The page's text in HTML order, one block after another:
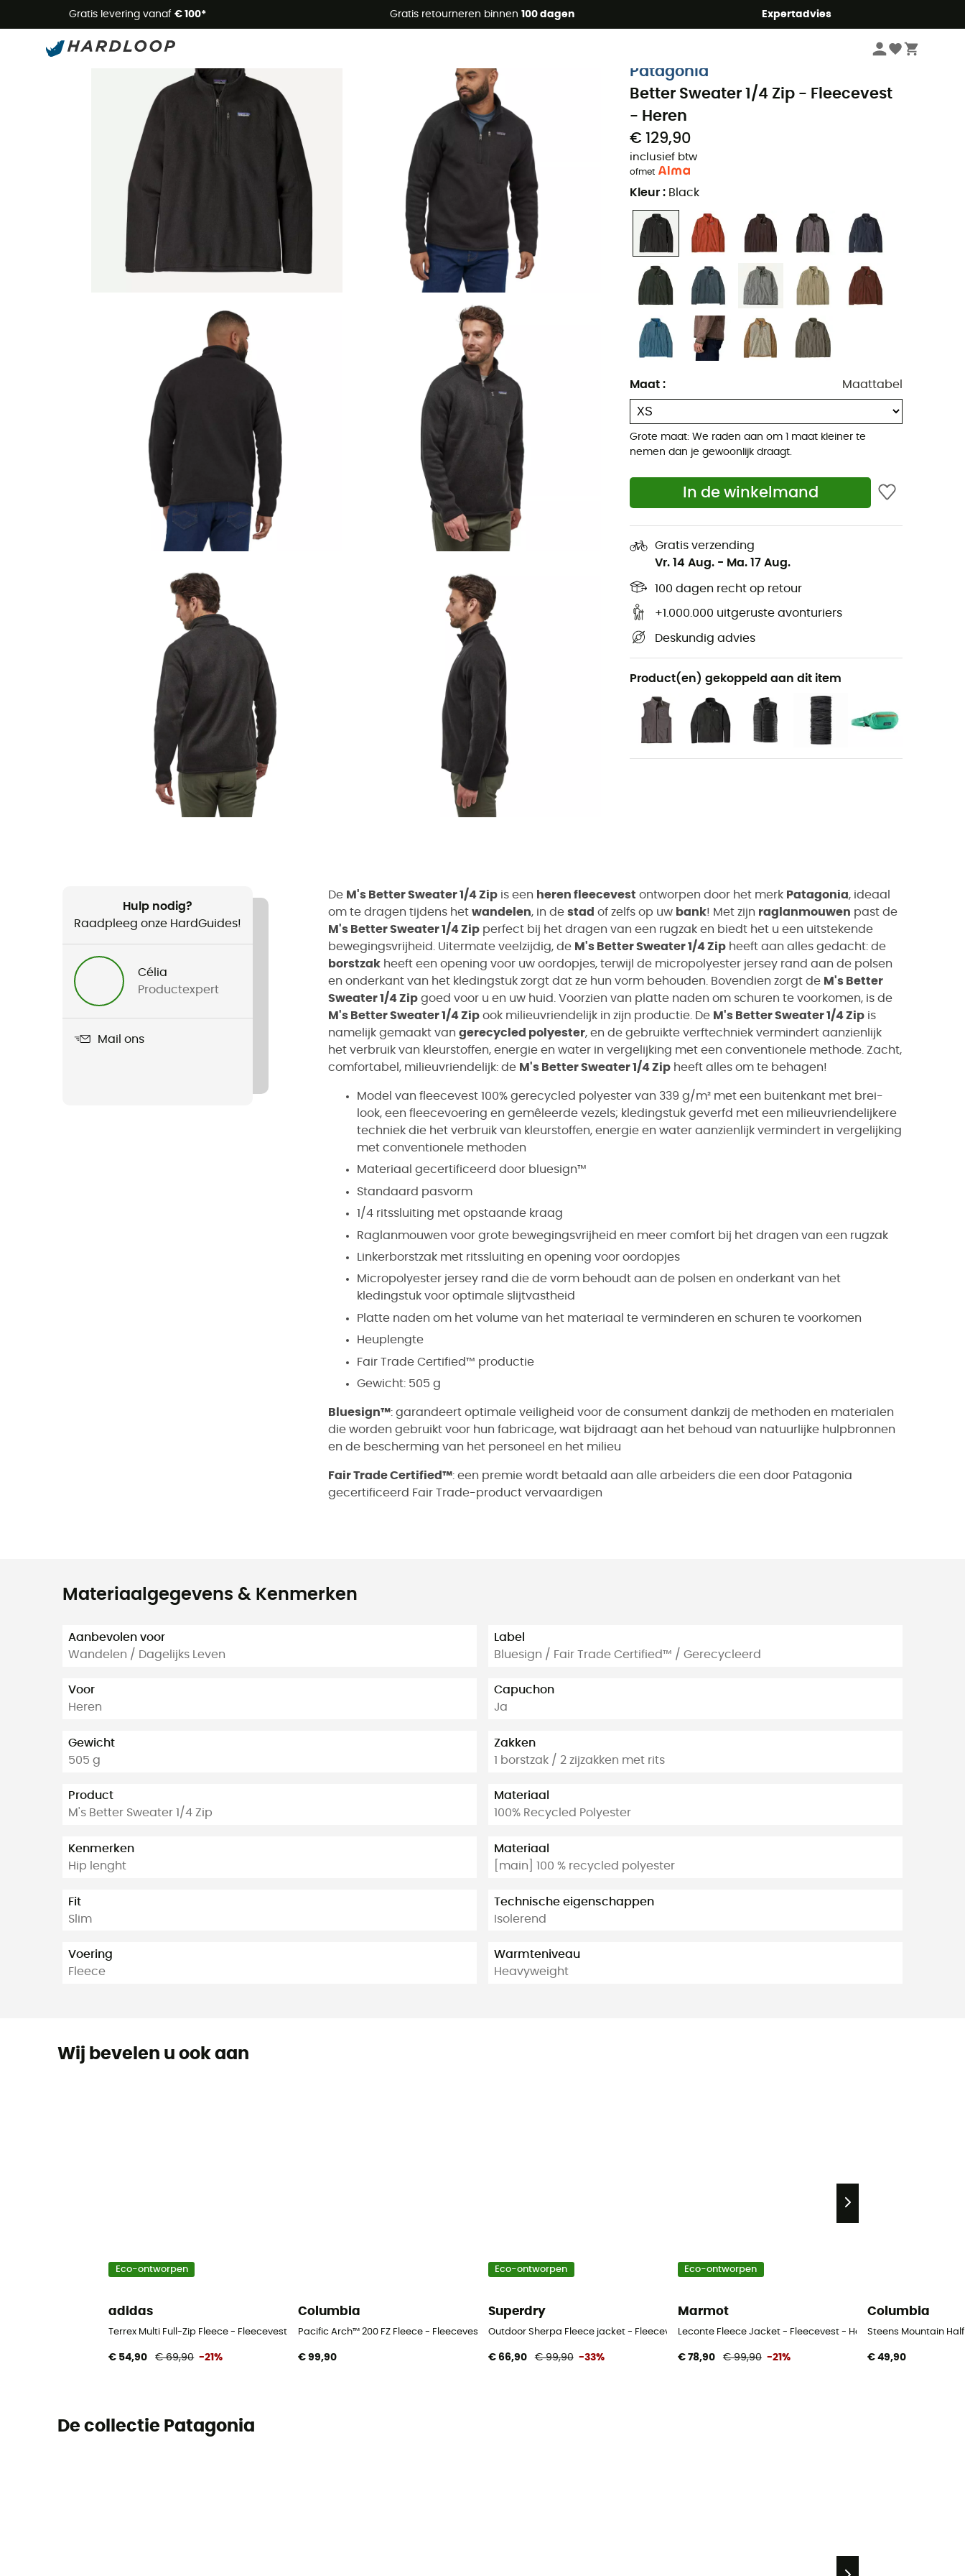
Gratis levering vanaf € 100* Gratis retourneren binnen 100 dagen Expertadvies
Zomeraanbiedingen 🔥 -5% EXTRA vanaf 2 producten* met code Summer5
Patagonia
Better Sweater 1/4 Zip - Fleecevest
- Heren
€ 129,90
inclusief btw
ofmet
Kleur : Black
Maat : Maattabel
Grote maat: We raden aan om 1 maat kleiner te
nemen dan je gewoonlijk draagt.
In de winkelmand
Gratis verzending
Vr. 14 Aug. - Ma. 17 Aug.
100 dagen recht op retour
+1.000.000 uitgeruste avonturiers
Deskundig advies
Product(en) gekoppeld aan dit item
Hulp nodig?
Raadpleeg onze HardGuides!
Célia
Productexpert
Mail ons
De M's Better Sweater 1/4 Zip is een heren fleecevest ontworpen door het merk Patagonia, ideaal
om te dragen tijdens het wandelen, in de stad of zelfs op uw bank! Met zijn raglanmouwen past de
M's Better Sweater 1/4 Zip perfect bij het dragen van een rugzak en biedt het u een uitstekende
bewegingsvrijheid. Uitermate veelzijdig, de M's Better Sweater 1/4 Zip heeft aan alles gedacht: de
borstzak heeft een opening voor uw oordopjes, terwijl de micropolyester jersey rand aan de polsen
en onderkant van het kledingstuk zorgt dat ze hun vorm behouden. Bovendien zorgt de M's Better
Sweater 1/4 Zip goed voor u en uw huid. Voorzien van platte naden om schuren te voorkomen, is de
M's Better Sweater 1/4 Zip ook milieuvriendelijk in zijn productie. De M's Better Sweater 1/4 Zip is
namelijk gemaakt van gerecycled polyester, en de gebruikte verftechniek vermindert aanzienlijk
het verbruik van kleurstoffen, energie en water in vergelijking met een conventionele methode. Zacht,
comfortabel, milieuvriendelijk: de M's Better Sweater 1/4 Zip heeft alles om te behagen!
Model van fleecevest 100% gerecycled polyester van 339 g/m² met een buitenkant met brei-
look, een fleecevoering en gemêleerde vezels; kledingstuk geverfd met een milieuvriendelijkere
techniek die het verbruik van kleurstoffen, energie en water aanzienlijk vermindert in vergelijking
met conventionele methoden
Materiaal gecertificeerd door bluesign™
Standaard pasvorm
1/4 ritssluiting met opstaande kraag
Raglanmouwen voor grote bewegingsvrijheid en meer comfort bij het dragen van een rugzak
Linkerborstzak met ritssluiting en opening voor oordopjes
Micropolyester jersey rand die de vorm behoudt aan de polsen en onderkant van het
kledingstuk voor optimale slijtvastheid
Platte naden om het volume van het materiaal te verminderen en schuren te voorkomen
Heuplengte
Fair Trade Certified™ productie
Gewicht: 505 g
Bluesign™: garandeert optimale veiligheid voor de consument dankzij de methoden en materialen
die worden gebruikt voor hun fabricage, wat bijdraagt aan het behoud van natuurlijke hulpbronnen
en de bescherming van het personeel en het milieu
Fair Trade Certified™: een premie wordt betaald aan alle arbeiders die een door Patagonia
gecertificeerd Fair Trade-product vervaardigen
Materiaalgegevens & Kenmerken
Aanbevolen voor
Wandelen / Dagelijks Leven
Voor
Heren
Gewicht
505 g
Product
M's Better Sweater 1/4 Zip
Kenmerken
Hip lenght
Fit
Slim
Voering
Fleece
Label
Bluesign / Fair Trade Certified™ / Gerecycleerd
Capuchon
Ja
Zakken
1 borstzak / 2 zijzakken met rits
Materiaal
100% Recycled Polyester
Materiaal
[main] 100 % recycled polyester
Technische eigenschappen
Isolerend
Warmteniveau
Heavyweight
Wij bevelen u ook aan
Eco-ontworpen
adidas
Terrex Multi Full-Zip Fleece - Fleecevest - Heren
€ 54,90 € 69,90 -21%
Columbia
Pacific Arch™ 200 FZ Fleece - Fleecevest - Heren
€ 99,90
Eco-ontworpen
Superdry
Outdoor Sherpa Fleece jacket - Fleecevest - Heren
€ 66,90 € 99,90 -33%
Eco-ontworpen
Marmot
Leconte Fleece Jacket - Fleecevest - Heren
€ 78,90 € 99,90 -21%
Columbia
Steens Mountain
€ 49,90
De collectie Patagonia